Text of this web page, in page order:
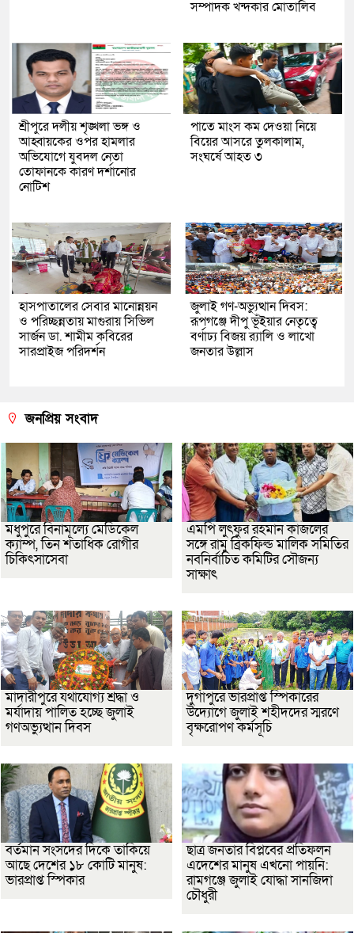
সম্পাদক খন্দকার মোতালিব
শ্রীপুরে দলীয় শৃঙ্খলা ভঙ্গ ও
আহ্বায়কের ওপর হামলার
অভিযোগে যুবদল নেতা
তোফানকে কারণ দর্শানোর
নোটিশ
পাতে মাংস কম দেওয়া নিয়ে
বিয়ের আসরে তুলকালাম,
সংঘর্ষে আহত ৩
হাসপাতালের সেবার মানোন্নয়ন
ও পরিচ্ছন্নতায় মাগুরায় সিভিল
সার্জন ডা. শামীম কবিরের
সারপ্রাইজ পরিদর্শন
জুলাই গণ-অভ্যুত্থান দিবস:
রূপগঞ্জে দীপু ভূঁইয়ার নেতৃত্বে
বর্ণাঢ্য বিজয় র‌্যালি ও লাখো
জনতার উল্লাস
জনপ্রিয় সংবাদ
মধুপুরে বিনামূল্যে মেডিকেল
ক্যাম্প, তিন শতাধিক রোগীর
চিকিৎসাসেবা
এমপি লুৎফুর রহমান কাজলের
সঙ্গে রামু ব্রিকফিল্ড মালিক সমিতির
নবনির্বাচিত কমিটির সৌজন্য
সাক্ষাৎ
মাদারীপুরে যথাযোগ্য শ্রদ্ধা ও
মর্যাদায় পালিত হচ্ছে জুলাই
গণঅভ্যুত্থান দিবস
দুর্গাপুরে ভারপ্রাপ্ত স্পিকারের
উদ্যোগে জুলাই শহীদদের স্মরণে
বৃক্ষরোপণ কর্মসূচি
বর্তমান সংসদের দিকে তাকিয়ে
আছে দেশের ১৮ কোটি মানুষ:
ভারপ্রাপ্ত স্পিকার
ছাত্র জনতার বিপ্লবের প্রতিফলন
এদেশের মানুষ এখনো পায়নি:
রামগঞ্জে জুলাই যোদ্ধা সানজিদা
চৌধুরী